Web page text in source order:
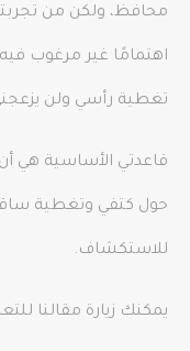
محافظ، ولكن من
اهتمامًا غير مرغوب
تغطية رأسي ولن
قاعدتي الأساسية هي
حول كتفي وتغطية
للاستكشاف.
يمكنك زيارة مقالنا